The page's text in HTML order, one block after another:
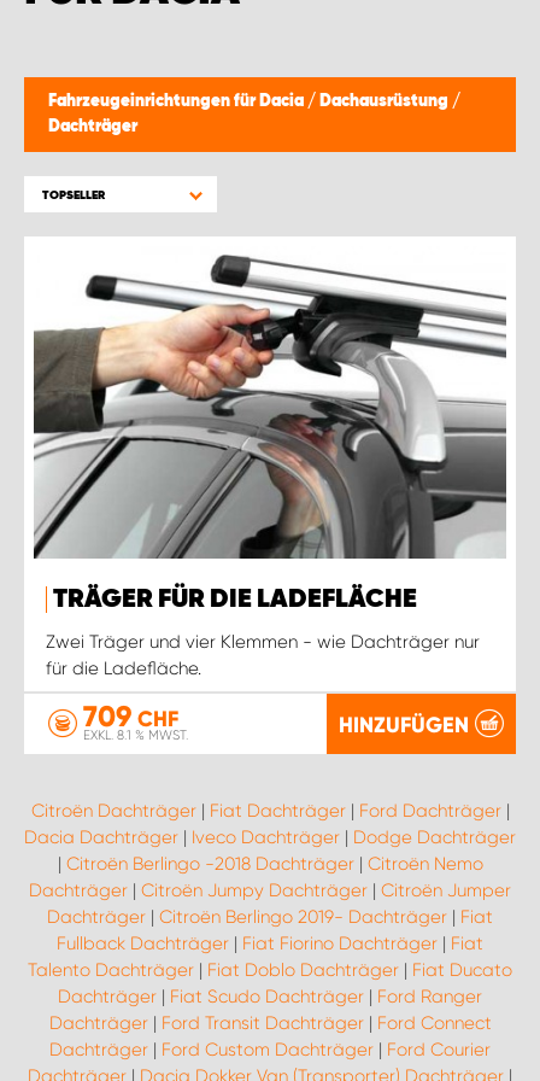
Fahrzeugeinrichtungen für Dacia / Dachausrüstung /
Dachträger
TOPSELLER
TRÄGER FÜR DIE LADEFLÄCHE
Zwei Träger und vier Klemmen - wie Dachträger nur
für die Ladefläche.
709 CHF
EXKL. 8.1 % MWST. HINZUFÜGEN
Citroën Dachträger| Fiat Dachträger| Ford Dachträger|
Dacia Dachträger | Iveco Dachträger | Dodge Dachträger
| Citroën Berlingo -2018 Dachträger| Citroën Nemo
Dachträger | Citroën Jumpy Dachträger | Citroën Jumper
Dachträger | Citroën Berlingo 2019- Dachträger | Fiat
Fullback Dachträger | Fiat Fiorino Dachträger | Fiat
Talento Dachträger | Fiat Doblo Dachträger | Fiat Ducato
Dachträger | Fiat Scudo Dachträger | Ford Ranger
Dachträger| Ford Transit Dachträger| Ford Connect
Dachträger | Ford Custom Dachträger | Ford Courier
Dachträger | Dacia Dokker Van (Transporter) Dachträger |